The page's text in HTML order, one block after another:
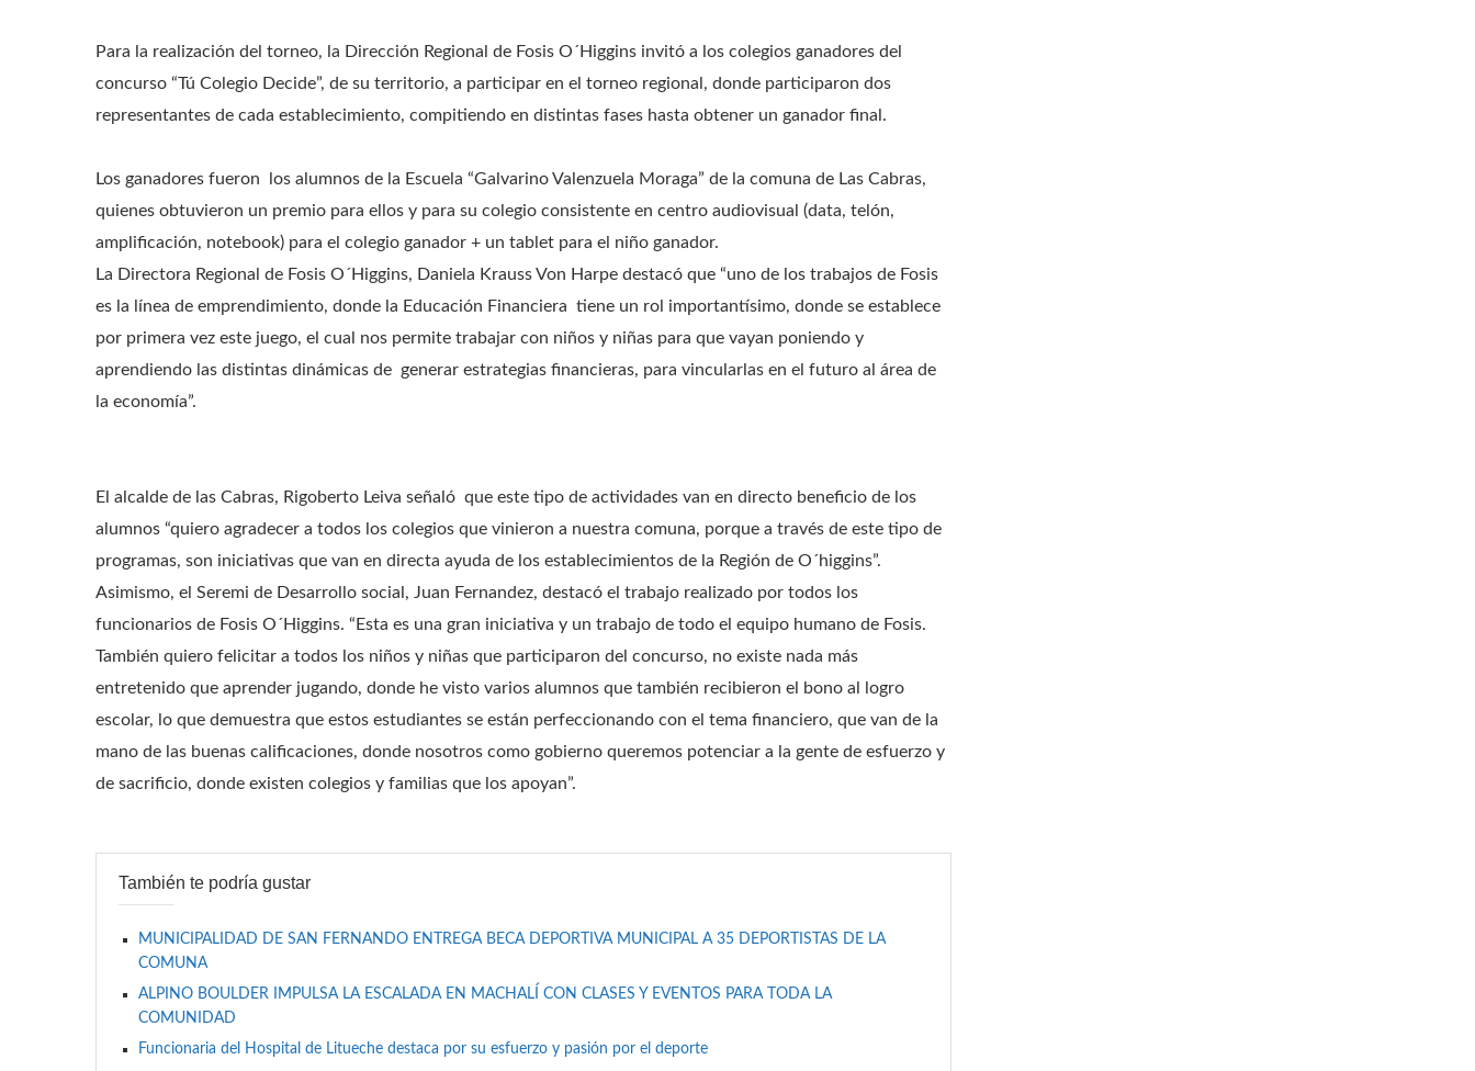
Para la realización del torneo, la Dirección Regional de Fosis O´Higgins invitó a los colegios ganadores del
concurso “Tú Colegio Decide”, de su territorio, a participar en el torneo regional, donde participaron dos
representantes de cada establecimiento, compitiendo en distintas fases hasta obtener un ganador final.
Los ganadores fueron los alumnos de la Escuela “Galvarino Valenzuela Moraga” de la comuna de Las Cabras,
quienes obtuvieron un premio para ellos y para su colegio consistente en centro audiovisual (data, telón,
amplificación, notebook) para el colegio ganador + un tablet para el niño ganador.
La Directora Regional de Fosis O´Higgins, Daniela Krauss Von Harpe destacó que “uno de los trabajos de Fosis
es la línea de emprendimiento, donde la Educación Financiera tiene un rol importantísimo, donde se establece
por primera vez este juego, el cual nos permite trabajar con niños y niñas para que vayan poniendo y
aprendiendo las distintas dinámicas de generar estrategias financieras, para vincularlas en el futuro al área de
la economía”.
El alcalde de las Cabras, Rigoberto Leiva señaló que este tipo de actividades van en directo beneficio de los
alumnos “quiero agradecer a todos los colegios que vinieron a nuestra comuna, porque a través de este tipo de
programas, son iniciativas que van en directa ayuda de los establecimientos de la Región de O´higgins”.
Asimismo, el Seremi de Desarrollo social, Juan Fernandez, destacó el trabajo realizado por todos los
funcionarios de Fosis O´Higgins. “Esta es una gran iniciativa y un trabajo de todo el equipo humano de Fosis.
También quiero felicitar a todos los niños y niñas que participaron del concurso, no existe nada más
entretenido que aprender jugando, donde he visto varios alumnos que también recibieron el bono al logro
escolar, lo que demuestra que estos estudiantes se están perfeccionando con el tema financiero, que van de la
mano de las buenas calificaciones, donde nosotros como gobierno queremos potenciar a la gente de esfuerzo y
de sacrificio, donde existen colegios y familias que los apoyan”.
También te podría gustar
MUNICIPALIDAD DE SAN FERNANDO ENTREGA BECA DEPORTIVA MUNICIPAL A 35 DEPORTISTAS DE LA
COMUNA
ALPINO BOULDER IMPULSA LA ESCALADA EN MACHALÍ CON CLASES Y EVENTOS PARA TODA LA
COMUNIDAD
Funcionaria del Hospital de Litueche destaca por su esfuerzo y pasión por el deporte